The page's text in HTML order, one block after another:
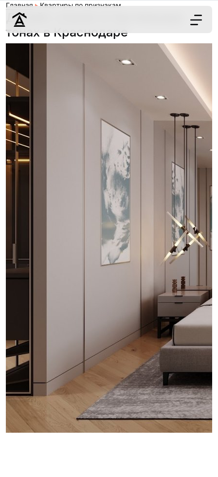
Ремонт
г. Краснодар
8 (861) 945-12-
34
Обсудить
проект
Главная Квартиры по признакам
Дизайн спален в пастельных
тонах в Краснодаре